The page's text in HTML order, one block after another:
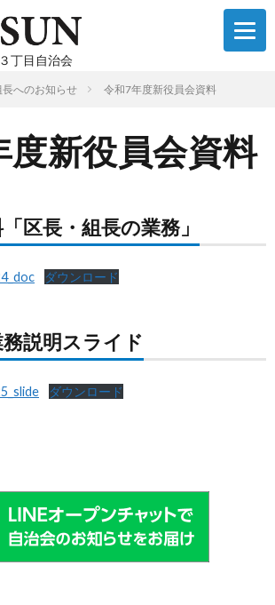
丁目自治会
長へのお知らせ 令和7年度新役員会資料
度新役員会資料
区長・組長の業務」
ダウンロード
説明スライド
ダウンロード